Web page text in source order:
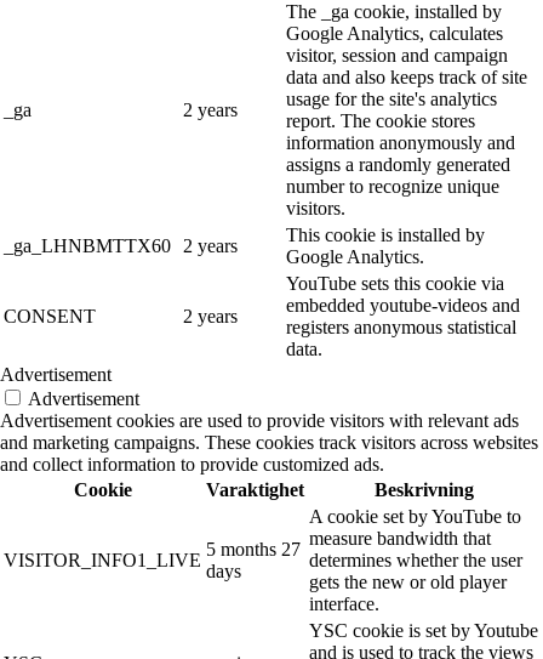
_ga 2 years
The _ga cookie, installed by
Google Analytics, calculates
visitor, session and campaign
data and also keeps track of site
usage for the site's analytics
report. The cookie stores
information anonymously and
assigns a randomly generated
number to recognize unique
visitors.
_ga_LHNBMTTX60
2 years
This cookie is installed by
Google Analytics.
CONSENT 2 years
YouTube sets this cookie via
embedded youtube-videos and
registers anonymous statistical
data.
Advertisement
Advertisement
Advertisement cookies are used to provide visitors with relevant ads
and marketing campaigns. These cookies track visitors across websites
and collect information to provide customized ads.
Cookie
Varaktighet Beskrivning
VISITOR_INFO1_LIVE
5 months 27
days
A cookie set by YouTube to
measure bandwidth that
determines whether the user
gets the new or old player
interface.
YSC cookie is set by Youtube
and is used to track the views